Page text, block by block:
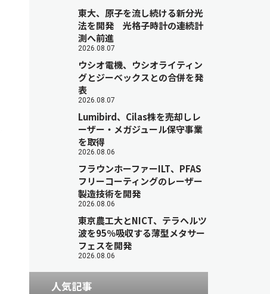
東大、原子を流し続ける新分光
法を開発 光格子時計の連続計
測へ前進
2026.08.07
ウシオ電機、ウシオライティン
グとジーベックスとの合併を発
表
2026.08.07
Lumibird、Cilas株を売却しレ
ーザー・メガジュール保守事業
を取得
2026.08.06
フラウンホーファーILT、PFAS
フリーコーティングのレーザー
製造技術を開発
2026.08.06
東京農工大とNICT、テラヘルツ
波を95％吸収する薄型メタサー
フェスを開発
2026.08.06
人気記事